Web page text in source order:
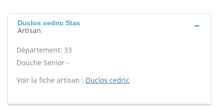
Duclos cedric Stas
Artisan
Département: 33
Douche Senior -
Voir la fiche artisan : Duclos cedric